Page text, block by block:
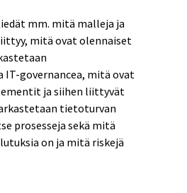
mm. mitä malleja ja
mitä ovat olennaiset
governancea, mitä ovat
ja siihen liittyvät
tietoturvan
prosesseja sekä mitä
on ja mitä riskejä